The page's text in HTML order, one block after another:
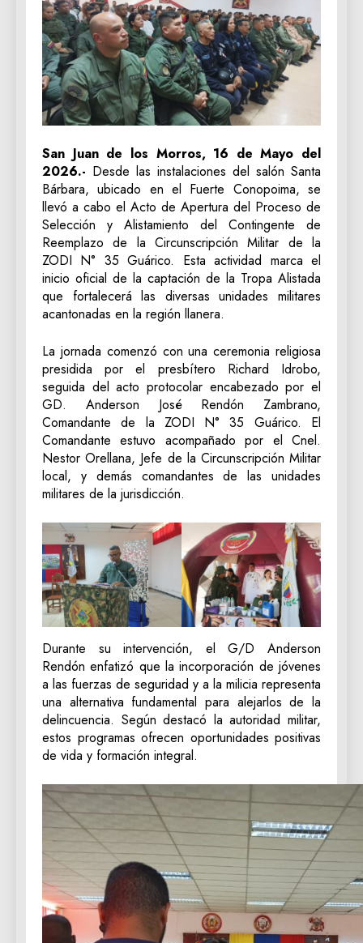
San Juan de los Morros, 16 de Mayo del
2026.- Desde las instalaciones del salón Santa
Bárbara, ubicado en el Fuerte Conopoima, se
llevó a cabo el Acto de Apertura del Proceso de
Selección y Alistamiento del Contingente de
Reemplazo de la Circunscripción Militar de la
ZODI N° 35 Guárico. Esta actividad marca el
inicio oficial de la captación de la Tropa Alistada
que fortalecerá las diversas unidades militares
acantonadas en la región llanera.
La jornada comenzó con una ceremonia religiosa
presidida por el presbítero Richard Idrobo,
seguida del acto protocolar encabezado por el
GD. Anderson José Rendón Zambrano,
Comandante de la ZODI N° 35 Guárico. El
Comandante estuvo acompañado por el Cnel.
Nestor Orellana, Jefe de la Circunscripción Militar
local, y demás comandantes de las unidades
militares de la jurisdicción.
Durante su intervención, el G/D Anderson
Rendón enfatizó que la incorporación de jóvenes
a las fuerzas de seguridad y a la milicia representa
una alternativa fundamental para alejarlos de la
delincuencia. Según destacó la autoridad militar,
estos programas ofrecen oportunidades positivas
de vida y formación integral.